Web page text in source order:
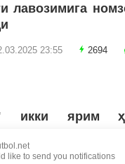
лавозимига
23:55 2694
икки ярим
яқин
23:24 2568
like to send you notifications